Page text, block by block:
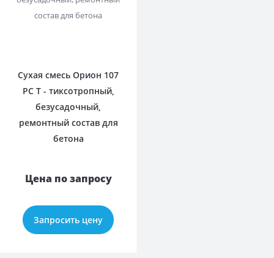
Сухая смесь Орион 107
РС Т - тиксотропный,
безусадочный,
ремонтный состав для
бетона
Цена по запросу
Запросить цену